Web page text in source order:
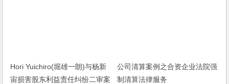
Hori Yuichiro(堀雄一朗)与杨新
宙损害股东利益责任纠纷二审案
公司清算案例之合资企业法院强
制清算法律服务